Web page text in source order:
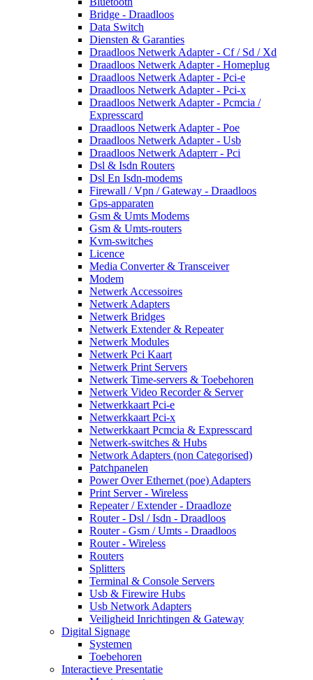
Bridge - Draadloos
Data Switch
Diensten & Garanties
Draadloos Netwerk Adapter - Cf / Sd / Xd
Draadloos Netwerk Adapter - Homeplug
Draadloos Netwerk Adapter - Pci-e
Draadloos Netwerk Adapter - Pci-x
Draadloos Netwerk Adapter - Pcmcia /
Expresscard
Draadloos Netwerk Adapter - Poe
Draadloos Netwerk Adapter - Usb
Draadloos Netwerk Adapterr - Pci
Dsl & Isdn Routers
Dsl En Isdn-modems
Firewall / Vpn / Gateway - Draadloos
Gps-apparaten
Gsm & Umts Modems
Gsm & Umts-routers
Kvm-switches
Licence
Media Converter & Transceiver
Modem
Netwerk Accessoires
Netwerk Adapters
Netwerk Bridges
Netwerk Extender & Repeater
Netwerk Modules
Netwerk Pci Kaart
Netwerk Print Servers
Netwerk Time-servers & Toebehoren
Netwerk Video Recorder & Server
Netwerkkaart Pci-e
Netwerkkaart Pci-x
Netwerkkaart Pcmcia & Expresscard
Netwerk-switches & Hubs
Network Adapters (non Categorised)
Patchpanelen
Power Over Ethernet (poe) Adapters
Print Server - Wireless
Repeater / Extender - Draadloze
Router - Dsl / Isdn - Draadloos
Router - Gsm / Umts - Draadloos
Router - Wireless
Routers
Splitters
Terminal & Console Servers
Usb & Firewire Hubs
Usb Network Adapters
Veiligheid Inrichtingen & Gateway
Digital Signage
Systemen
Toebehoren
Interactieve Presentatie